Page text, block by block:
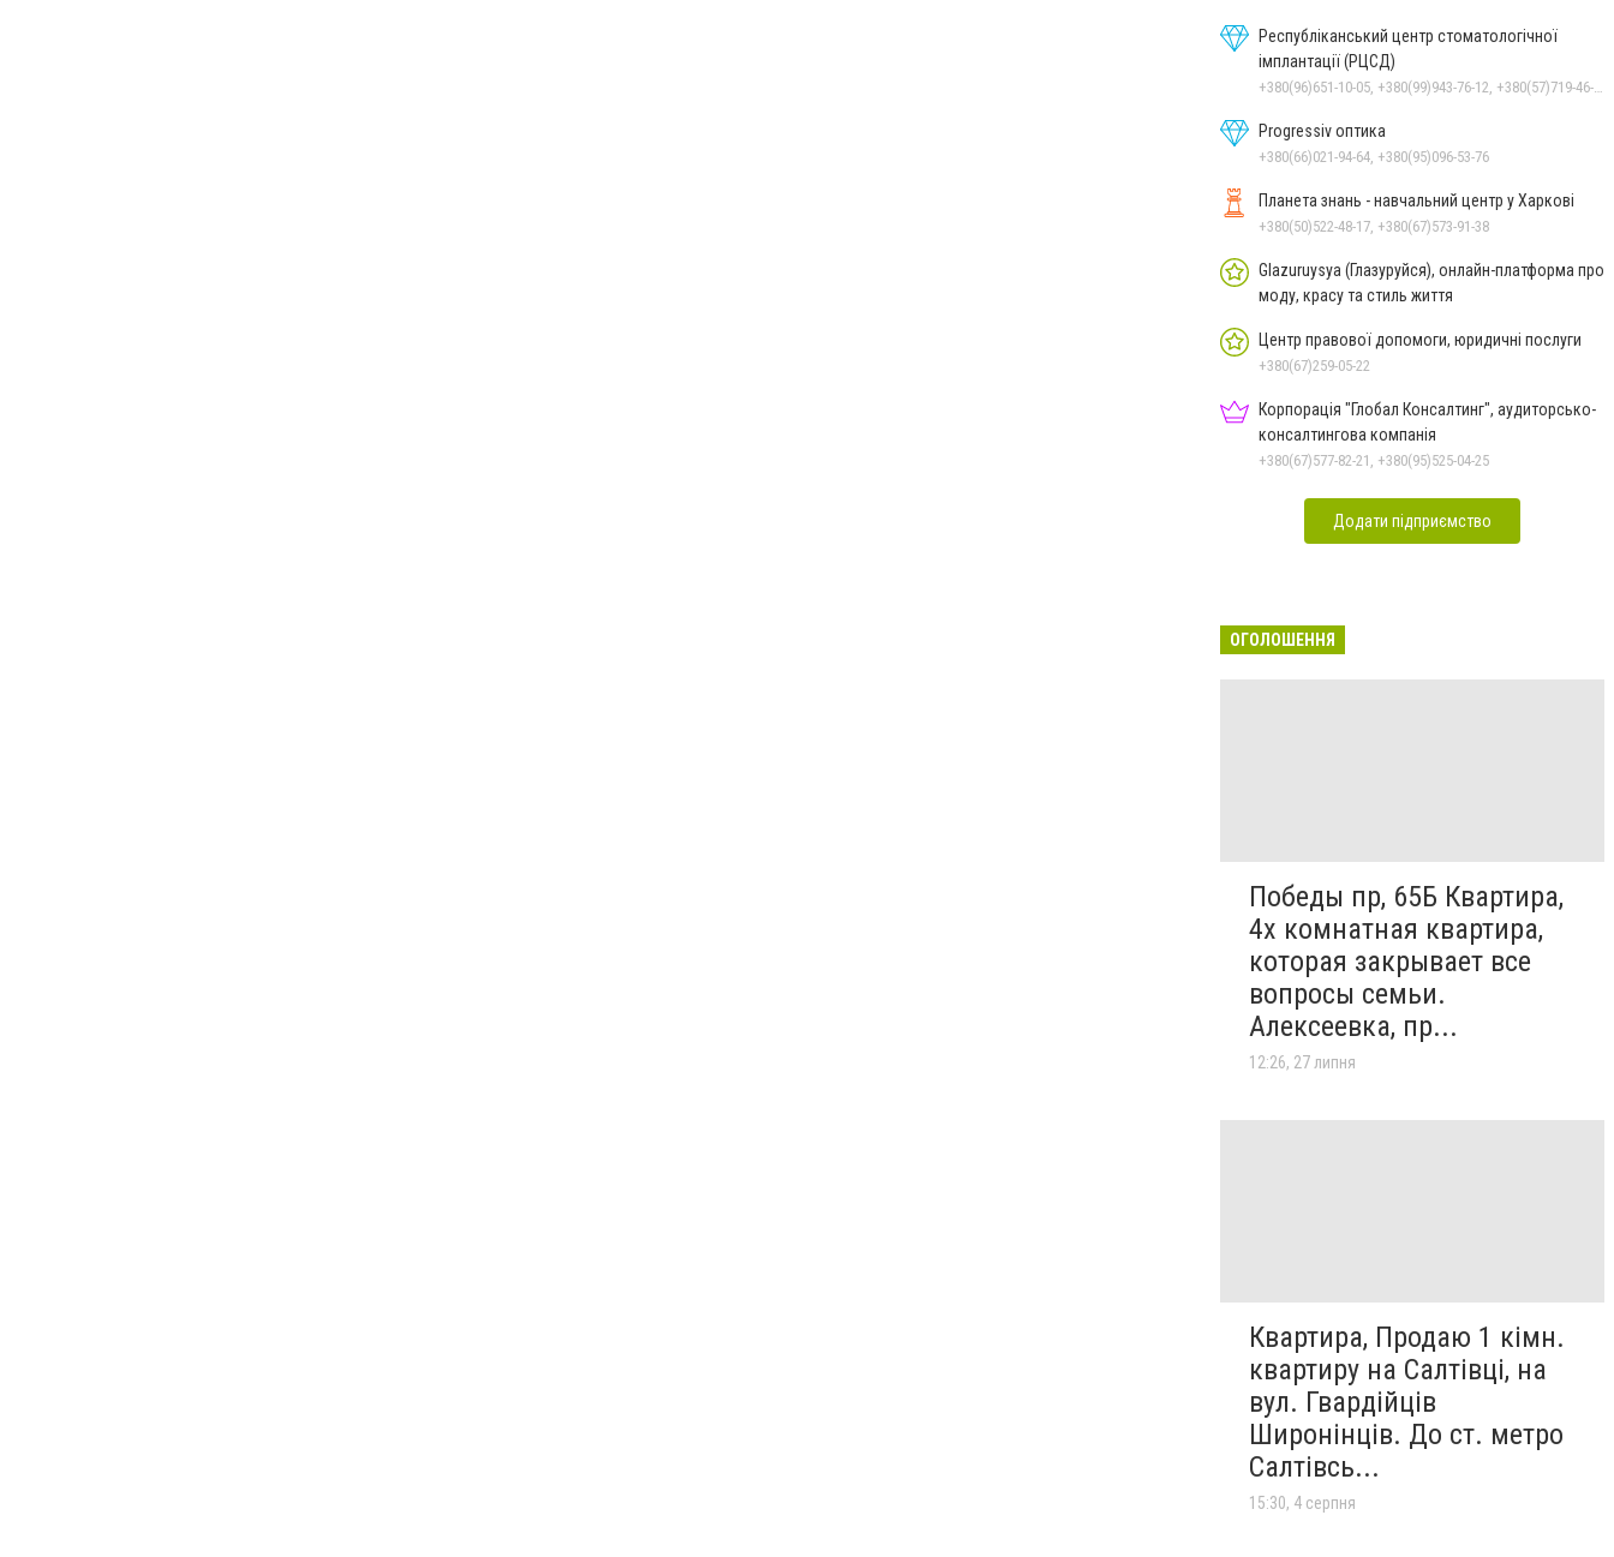
Республіканський центр стоматологічної
імплантації (РЦСД)
Progressiv оптика
+380(66)021-94-64, +380(95)096-53-76
Планета знань - навчальний центр у Харкові
+380(50)522-48-17, +380(67)573-91-38
Glazuruysya (Глазуруйся), онлайн-платформа про
моду, красу та стиль життя
Центр правової допомоги, юридичні послуги
+380(67)259-05-22
Корпорація "Глобал Консалтинг", аудиторсько-
консалтингова компанія
+380(67)577-82-21, +380(95)525-04-25
Додати підприємство
ОГОЛОШЕННЯ
Победы пр, 65Б Квартира,
4х комнатная квартира,
которая закрывает все
вопросы семьи.
Алексеевка, пр...
12:26, 27 липня
Квартира, Продаю 1 кімн.
квартиру на Салтівці, на
вул. Гвардійців
Широнінців. До ст. метро
Салтівсь...
15:30, 4 серпня